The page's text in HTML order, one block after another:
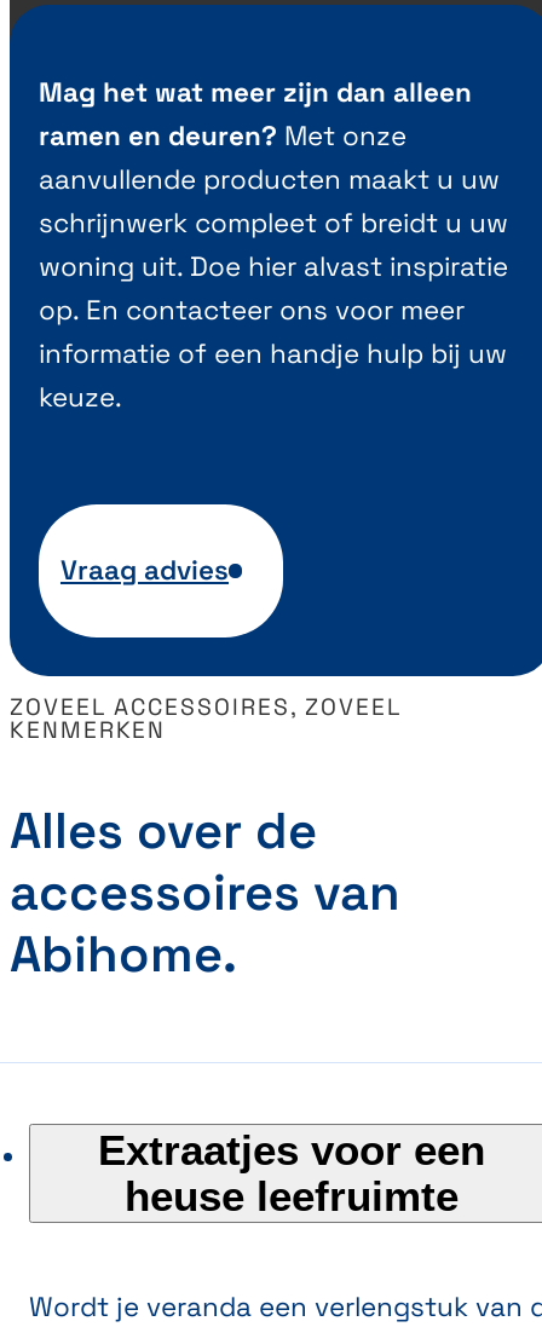
Mag het wat meer zijn dan alleen
ramen en deuren? Met onze
aanvullende producten maakt u uw
schrijnwerk compleet of breidt u uw
woning uit. Doe hier alvast inspiratie
op. En contacteer ons voor meer
informatie of een handje hulp bij uw
keuze.
Vraag advies
ZOVEEL ACCESSOIRES, ZOVEEL
KENMERKEN
Alles over de
accessoires van
Abihome.
Extraatjes voor een
heuse leefruimte
Wordt je veranda een verlengstuk van